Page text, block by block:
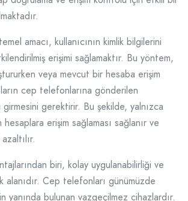
amacı, kullanıcının kimlik bilgilerini
erişimi sağlamaktır. Bu yöntem,
veya mevcut bir hesaba erişim
cep telefonlarına gönderilen
gerektirir. Bu şekilde, yalnızca
erişim sağlaması sağlanır ve
biri, kolay uygulanabilirliği ve
alanıdır. Cep telefonları günümüzde
yanında bulunan vazgeçilmez cihazlardır.